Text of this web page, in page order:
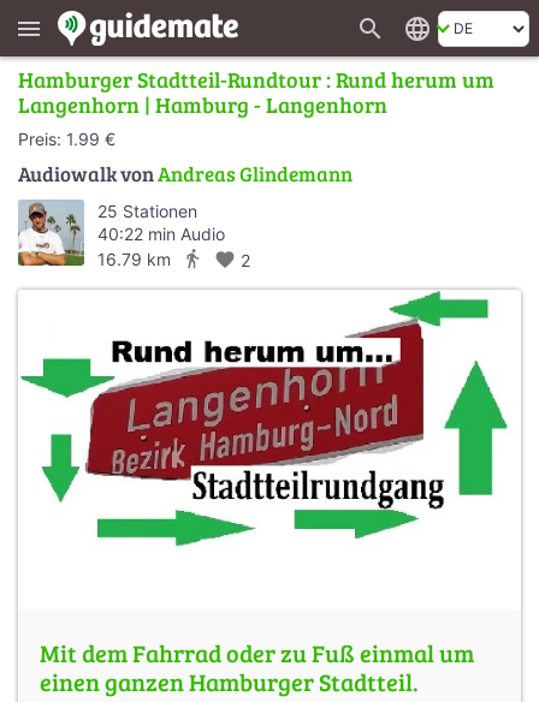
menu search
language
Hamburger Stadtteil-Rundtour : Rund herum um
Langenhorn | Hamburg - Langenhorn
Preis: 1.99 €
Audiowalk vonAndreas Glindemann
25 Stationen
40:22 min Audio
16.79 km
directions_walk favorite 2
Mit dem Fahrrad oder zu Fuß einmal um
einen ganzen Hamburger Stadtteil.